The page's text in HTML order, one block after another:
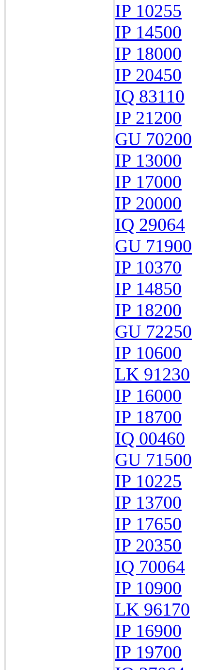
IP 10255
IP 14500
IP 18000
IP 20450
IQ 83110
IP 21200
GU 70200
IP 13000
IP 17000
IP 20000
IQ 29064
GU 71900
IP 10370
IP 14850
IP 18200
GU 72250
IP 10600
LK 91230
IP 16000
IP 18700
IQ 00460
GU 71500
IP 10225
IP 13700
IP 17650
IP 20350
IQ 70064
IP 10900
LK 96170
IP 16900
IP 19700